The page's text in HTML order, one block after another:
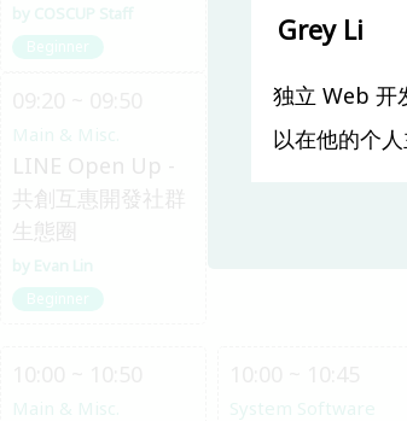
COSCUP Staff
Beginner
Main & Misc.
LINE Open Up -
共創互惠開發社群
生態圈
Evan Lin
Beginner
Main & Misc. System Software
Grey Li
独立 Web 开
以在他的个